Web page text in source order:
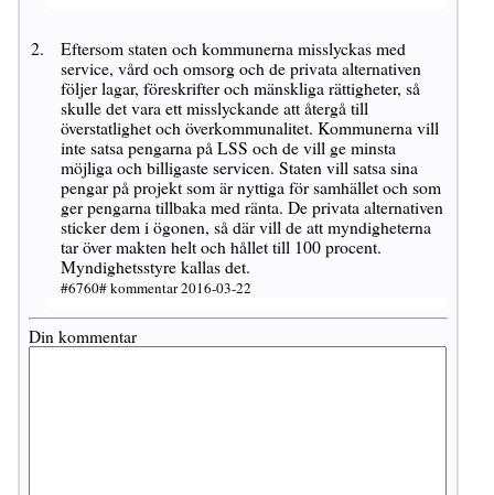
Eftersom staten och kommunerna misslyckas med
service, vård och omsorg och de privata alternativen
följer lagar, föreskrifter och mänskliga rättigheter, så
skulle det vara ett misslyckande att återgå till
överstatlighet och överkommunalitet. Kommunerna vill
inte satsa pengarna på LSS och de vill ge minsta
möjliga och billigaste servicen. Staten vill satsa sina
pengar på projekt som är nyttiga för samhället och som
ger pengarna tillbaka med ränta. De privata alternativen
sticker dem i ögonen, så där vill de att myndigheterna
tar över makten helt och hållet till 100 procent.
Myndighetsstyre kallas det.
#6760# kommentar 2016-03-22
Din kommentar